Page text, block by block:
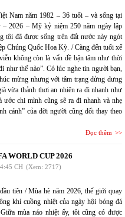
Nam năm 1982 – 36 tuổi – và sống tại
2026 – Mỹ kỷ niệm 250 năm ngày lập
tôi đã được sống trên đất nước này ngót
Chủng Quốc Hoa Kỳ. / Càng đến tuổi xế
không còn là vấn đề bận tâm như thời
như thế nào”. Có lúc nghe tin người bạn,
mừng nhưng với tâm trạng dửng dưng
vừa thảnh thơi an nhiên ra đi nhanh như
chi mình cũng sẽ ra đi nhanh và nhẹ
cánh” của đời người cũng đổi thay theo
Đọc thêm
WORLD CUP 2026
4:45 CH (Xem: 2717)
tiên / Mùa hè năm 2026, thế giới quay
khí cuồng nhiệt của ngày hội bóng đá
mùa náo nhiệt ấy, tôi cũng có được